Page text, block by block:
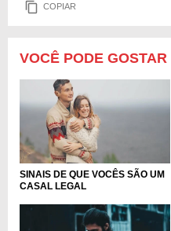
COPIAR
VOCÊ PODE GOSTAR
SINAIS DE QUE VOCÊS SÃO UM
CASAL LEGAL